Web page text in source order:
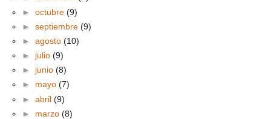
► octubre (9)
► septiembre (9)
► agosto (10)
► julio (9)
► junio (8)
► mayo (7)
► abril (9)
► marzo (8)